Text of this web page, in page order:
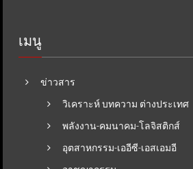
เมนู
ข่าวสาร
วิเคราะห์ บทความ ต่างประเทศ
พลังงาน-คมนาคม-โลจิสติกส์
อุตสาหกรรม-เออีซี-เอสเอมอี